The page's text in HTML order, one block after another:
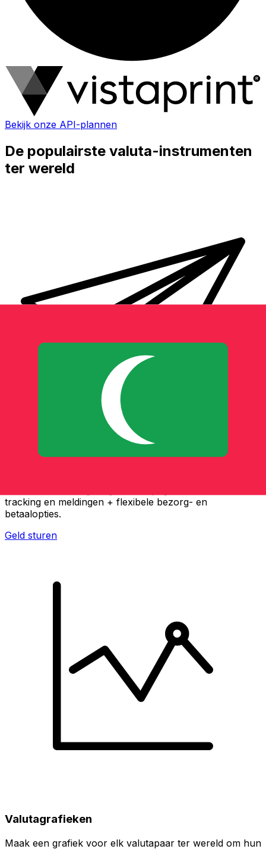
Bekijk onze API-plannen
De populairste valuta-instrumenten
ter wereld
tracking en meldingen + flexibele bezorg- en
betaalopties.
Geld sturen
Valutagrafieken
Maak een grafiek voor elk valutapaar ter wereld om hun